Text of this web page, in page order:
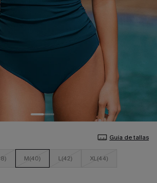
Guía de tallas
M(40) L(42) XL(44)